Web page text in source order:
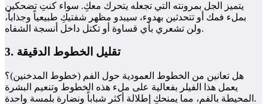
يتميز الجل بمرونته التي تجعله يتحرك معكِ. سواء كنتِ تضحكين
بملء فمك أو تتحدثين بهدوء، سيبدو مظهر شفتيكِ طبيعياً وجذاباً،
ولن تشعري بأي قساوة أو تكتل داخل أنسجة الشفاه.
3. تقليل الخطوط الدقيقة
هل تعانين من الخطوط العمودية حول الفم (خطوط المدخنين)؟
يعمل هذا الفيلر بفعالية على ملء هذه الخطوط وتنعيم البشرة
المحيطة بالفم، مما يمنحكِ إطلالة أكثر شباباً ونضارة بلمسة واحدة.